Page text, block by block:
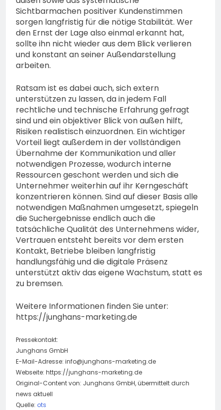
Sichtbarmachen positiver Kundenstimmen
sorgen langfristig für die nötige Stabilität. Wer
den Ernst der Lage also einmal erkannt hat,
sollte ihn nicht wieder aus dem Blick verlieren
und konstant an seiner Außendarstellung
arbeiten.
Ratsam ist es dabei auch, sich extern
unterstützen zu lassen, da in jedem Fall
rechtliche und technische Erfahrung gefragt
sind und ein objektiver Blick von außen hilft,
Risiken realistisch einzuordnen. Ein wichtiger
Vorteil liegt außerdem in der vollständigen
Übernahme der Kommunikation und aller
notwendigen Prozesse, wodurch interne
Ressourcen geschont werden und sich die
Unternehmer weiterhin auf ihr Kerngeschäft
konzentrieren können. Sind auf dieser Basis alle
notwendigen Maßnahmen umgesetzt, spiegeln
die Suchergebnisse endlich auch die
tatsächliche Qualität des Unternehmens wider,
Vertrauen entsteht bereits vor dem ersten
Kontakt, Betriebe bleiben langfristig
handlungsfähig und die digitale Präsenz
unterstützt aktiv das eigene Wachstum, statt es
zu bremsen.
Weitere Informationen finden Sie unter:
https://junghans-marketing.de
Pressekontakt:
Junghans GmbH
E-Mail-Adresse: info@junghans-marketing.de
Webseite: https://junghans-marketing.de
Original-Content von: Junghans GmbH, übermittelt durch
news aktuell
Quelle: ots